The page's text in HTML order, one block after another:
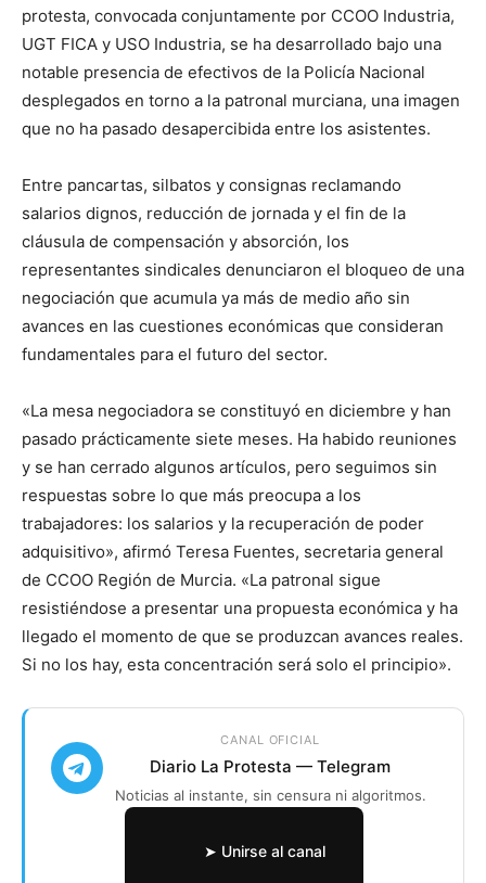
protesta, convocada conjuntamente por CCOO Industria,
UGT FICA y USO Industria, se ha desarrollado bajo una
notable presencia de efectivos de la Policía Nacional
desplegados en torno a la patronal murciana, una imagen
que no ha pasado desapercibida entre los asistentes.
Entre pancartas, silbatos y consignas reclamando
salarios dignos, reducción de jornada y el fin de la
cláusula de compensación y absorción, los
representantes sindicales denunciaron el bloqueo de una
negociación que acumula ya más de medio año sin
avances en las cuestiones económicas que consideran
fundamentales para el futuro del sector.
«La mesa negociadora se constituyó en diciembre y han
pasado prácticamente siete meses. Ha habido reuniones
y se han cerrado algunos artículos, pero seguimos sin
respuestas sobre lo que más preocupa a los
trabajadores: los salarios y la recuperación de poder
adquisitivo», afirmó Teresa Fuentes, secretaria general
de CCOO Región de Murcia. «La patronal sigue
resistiéndose a presentar una propuesta económica y ha
llegado el momento de que se produzcan avances reales.
Si no los hay, esta concentración será solo el principio».
CANAL OFICIAL
Diario La Protesta — Telegram
Noticias al instante, sin censura ni algoritmos.
➤ Unirse al canal